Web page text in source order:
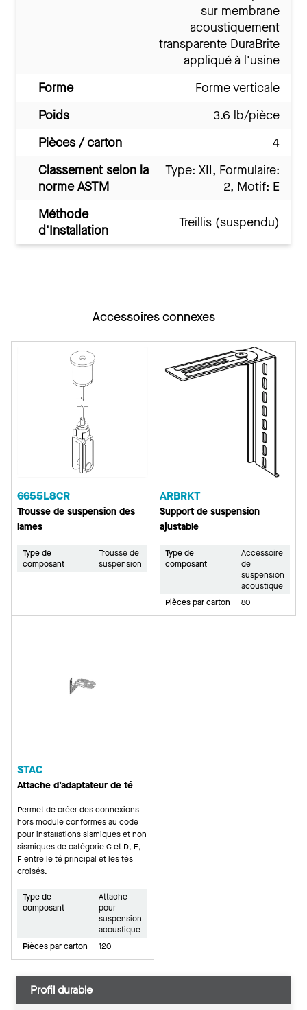
sur membrane
acoustiquement
transparente DuraBrite
appliqué à l'usine
Forme
Forme verticale
Poids
3.6 lb/pièce
Pièces / carton
4
Classement selon la
norme ASTM
Type: XII, Formulaire:
2, Motif: E
Méthode
d'Installation
Treillis (suspendu)
Accessoires connexes
6655L8CR
Trousse de suspension des
lames
Type de
composant
Trousse de
suspension
ARBRKT
Support de suspension
ajustable
Type de
composant
Accessoire
de
suspension
acoustique
Pièces par carton
80
STAC
Attache d’adaptateur de té
Permet de créer des connexions
hors module conformes au code
pour installations sismiques et non
sismiques de catégorie C et D, E,
F entre le té principal et les tés
croisés.
Type de
composant
Attache
pour
suspension
acoustique
Pièces par carton
120
Profil durable